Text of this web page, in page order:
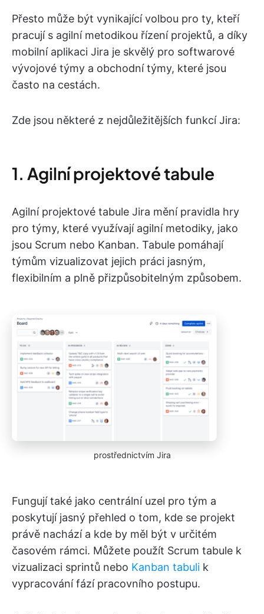
Přesto může být vynikající volbou pro ty, kteří
pracují s agilní metodikou řízení projektů, a díky
mobilní aplikaci Jira je skvělý pro softwarové
vývojové týmy a obchodní týmy, které jsou
často na cestách.
Zde jsou některé z nejdůležitějších funkcí Jira:
1. Agilní projektové tabule
Agilní projektové tabule Jira mění pravidla hry
pro týmy, které využívají agilní metodiky, jako
jsou Scrum nebo Kanban. Tabule pomáhají
týmům vizualizovat jejich práci jasným,
flexibilním a plně přizpůsobitelným způsobem.
prostřednictvím Jira
Fungují také jako centrální uzel pro tým a
poskytují jasný přehled o tom, kde se projekt
právě nachází a kde by měl být v určitém
časovém rámci. Můžete použít Scrum tabule k
vizualizaci sprintů nebo Kanban tabuli k
vypracování fází pracovního postupu.